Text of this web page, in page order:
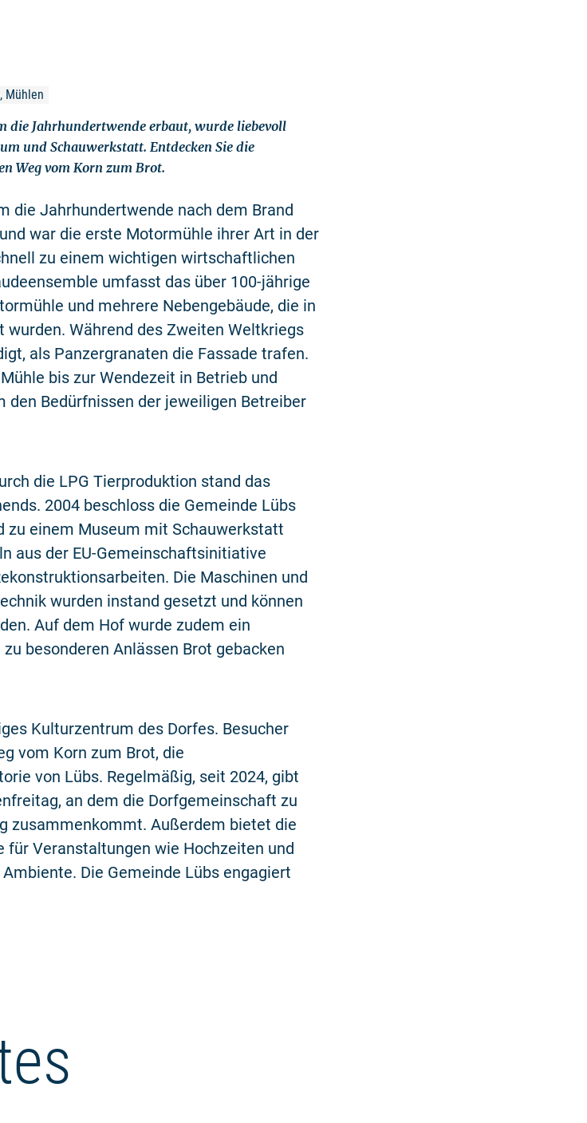
Mühlen
die Jahrhundertwende erbaut, wurde liebevoll
und Schauwerkstatt. Entdecken Sie die
Weg vom Korn zum Brot.
die Jahrhundertwende nach dem Brand
war die erste Motormühle ihrer Art in der
zu einem wichtigen wirtschaftlichen
umfasst das über 100-jährige
und mehrere Nebengebäude, die in
wurden. Während des Zweiten Weltkriegs
als Panzergranaten die Fassade trafen.
bis zur Wendezeit in Betrieb und
den Bedürfnissen der jeweiligen Betreiber
die LPG Tierproduktion stand das
2004 beschloss die Gemeinde Lübs
zu einem Museum mit Schauwerkstatt
aus der EU-Gemeinschaftsinitiative
Die Maschinen und
wurden instand gesetzt und können
Auf dem Hof wurde zudem ein
besonderen Anlässen Brot gebacken
Kulturzentrum des Dorfes. Besucher
vom Korn zum Brot, die
von Lübs. Regelmäßig, seit 2024, gibt
an dem die Dorfgemeinschaft zu
zusammenkommt. Außerdem bietet die
für Veranstaltungen wie Hochzeiten und
Die Gemeinde Lübs engagiert